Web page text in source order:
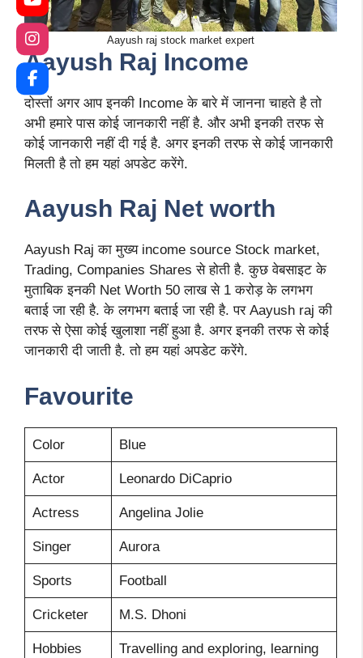
Aayush raj stock market expert
Aayush Raj Income
दोस्तों अगर आप इनकी Income के बारे में जानना चाहते है तो
अभी हमारे पास कोई जानकारी नहीं है. और अभी इनकी तरफ से
कोई जानकारी नहीं दी गई है. अगर इनकी तरफ से कोई जानकारी
मिलती है तो हम यहां अपडेट करेंगे.
Aayush Raj Net worth
Aayush Raj का मुख्य income source Stock market,
Trading, Companies Shares से होती है. कुछ वेबसाइट के
मुताबिक इनकी Net Worth 50 लाख से 1 करोड़ के लगभग
बताई जा रही है. के लगभग बताई जा रही है. पर Aayush raj की
तरफ से ऐसा कोई खुलाशा नहीं हुआ है. अगर इनकी तरफ से कोई
जानकारी दी जाती है. तो हम यहां अपडेट करेंगे.
Favourite
Color Blue
Actor Leonardo DiCaprio
Actress Angelina Jolie
Singer Aurora
Sports Football
Cricketer M.S. Dhoni
Hobbies Travelling and exploring, learning